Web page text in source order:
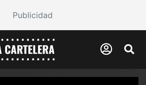
Publicidad